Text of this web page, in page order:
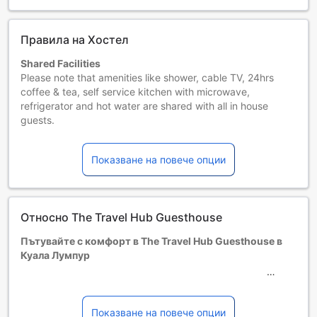
Правила на Хостел
Shared Facilities
Please note that amenities like shower, cable TV, 24hrs
coffee & tea, self service kitchen with microwave,
refrigerator and hot water are shared with all in house
guests.
гаранционен депозит в случай на възникнали
допълнителни такси или щети по време на престоя.
Размерът му зависи от продължителността на престоя
и/или от размера на резервираната стая. Свържете се
Деца и допълнителни легла
Настаняват се безплатно, ако използват
съществуващите легла. Имайте предвид, че ако ви е
нужно бебешко креватче, това може да доведе до
Деца от 2 до 12
Показване на повече опции
Относно The Travel Hub Guesthouse
Пътувайте с комфорт в The Travel Hub Guesthouse в
Куала Лумпур
звезден хотел, разположен в сърцето на Куала Лумпур,
Малайзия. С удобна локация само на 5 километра от
Показване на повече опции